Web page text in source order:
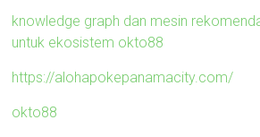
knowledge graph dan mesin
untuk ekosistem okto88
https://alohapokepanamacity.com/
okto88